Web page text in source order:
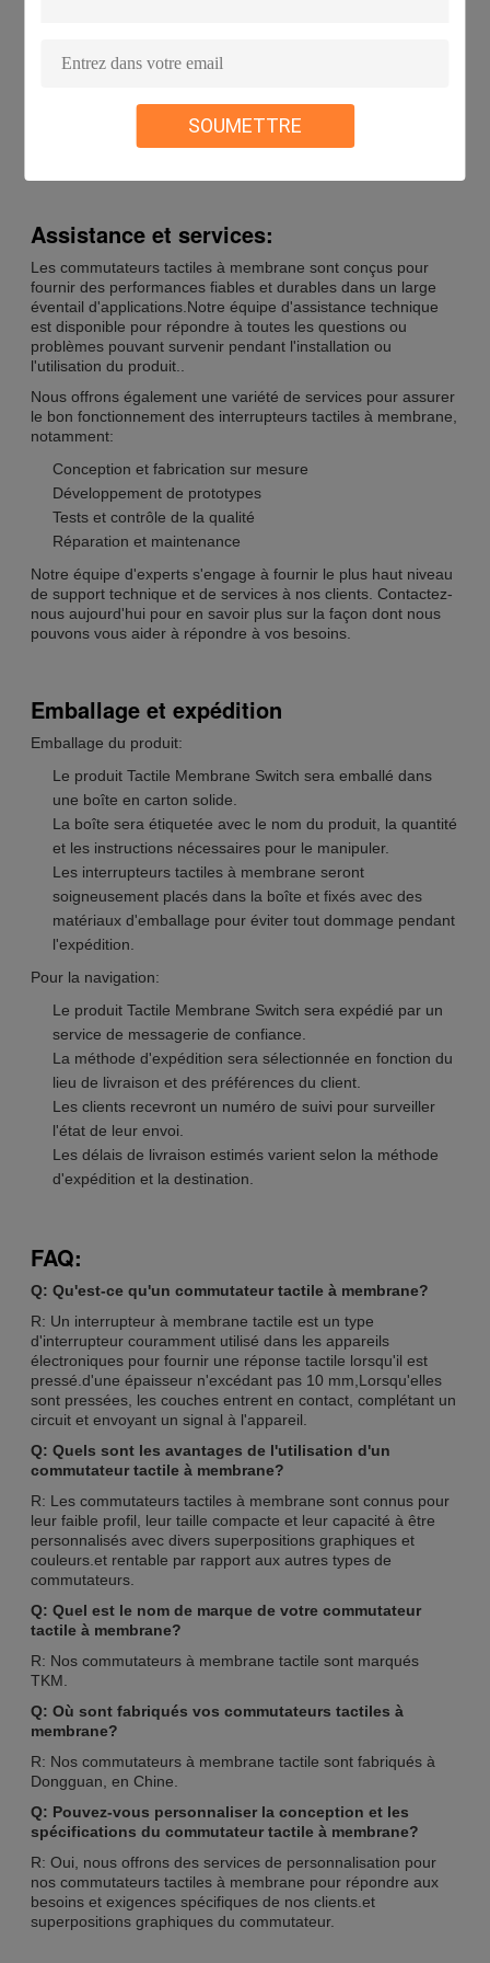
SOUMETTRE
Nos commutateurs tactiles à membrane sont conçus pour
Mots clés: Commutateurs tactiles à membrane,
Commutateurs tactiles à membrane, Commutateurs tactiles à
Assistance et services:
Les commutateurs tactiles à membrane sont conçus pour
fournir des performances fiables et durables dans un large
éventail d'applications.Notre équipe d'assistance technique
est disponible pour répondre à toutes les questions ou
problèmes pouvant survenir pendant l'installation ou
l'utilisation du produit..
Nous offrons également une variété de services pour assurer
le bon fonctionnement des interrupteurs tactiles à membrane,
notamment:
Conception et fabrication sur mesure
Développement de prototypes
Tests et contrôle de la qualité
Réparation et maintenance
Notre équipe d'experts s'engage à fournir le plus haut niveau
de support technique et de services à nos clients. Contactez-
nous aujourd'hui pour en savoir plus sur la façon dont nous
pouvons vous aider à répondre à vos besoins.
Emballage et expédition
Emballage du produit:
Le produit Tactile Membrane Switch sera emballé dans
une boîte en carton solide.
La boîte sera étiquetée avec le nom du produit, la quantité
et les instructions nécessaires pour le manipuler.
Les interrupteurs tactiles à membrane seront
soigneusement placés dans la boîte et fixés avec des
matériaux d'emballage pour éviter tout dommage pendant
l'expédition.
Pour la navigation:
Le produit Tactile Membrane Switch sera expédié par un
service de messagerie de confiance.
La méthode d'expédition sera sélectionnée en fonction du
lieu de livraison et des préférences du client.
Les clients recevront un numéro de suivi pour surveiller
l'état de leur envoi.
Les délais de livraison estimés varient selon la méthode
d'expédition et la destination.
FAQ:
Q: Qu'est-ce qu'un commutateur tactile à membrane?
R: Un interrupteur à membrane tactile est un type
d'interrupteur couramment utilisé dans les appareils
électroniques pour fournir une réponse tactile lorsqu'il est
pressé.d'une épaisseur n'excédant pas 10 mm,Lorsqu'elles
sont pressées, les couches entrent en contact, complétant un
circuit et envoyant un signal à l'appareil.
Q: Quels sont les avantages de l'utilisation d'un
commutateur tactile à membrane?
R: Les commutateurs tactiles à membrane sont connus pour
leur faible profil, leur taille compacte et leur capacité à être
personnalisés avec divers superpositions graphiques et
couleurs.et rentable par rapport aux autres types de
commutateurs.
Q: Quel est le nom de marque de votre commutateur
tactile à membrane?
R: Nos commutateurs à membrane tactile sont marqués
TKM.
Q: Où sont fabriqués vos commutateurs tactiles à
membrane?
R: Nos commutateurs à membrane tactile sont fabriqués à
Dongguan, en Chine.
Q: Pouvez-vous personnaliser la conception et les
spécifications du commutateur tactile à membrane?
R: Oui, nous offrons des services de personnalisation pour
nos commutateurs tactiles à membrane pour répondre aux
besoins et exigences spécifiques de nos clients.et
superpositions graphiques du commutateur.